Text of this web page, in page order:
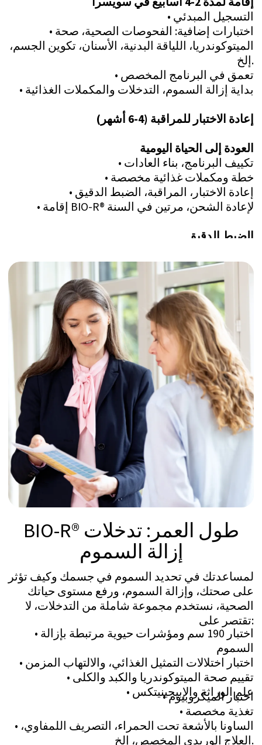
التميز السويسري المتكامل
العملاء من ساعات العلاج الفردي اليومية
التي تتجاوز بكثير معايير الصناعة، مما
يضمن تقدمًا سريعًا في بيئة خاضعة للرقابة
وخصوصية.
بنيت على أسس التميز الطبي السويسري،
تجمع عيادة كوخناخت براكتس فريقًا متعدد
التخصصات من الأطباء النفسيين
والمتخصصين. يدمج النهج بين التقنيات
الطبية المتقدمة والخبرة العلاجية النفسية
برامج مميزة تكميلية في عيادة
كوخناخت براكتس
تقييم صحي شامل
المزيد من المعلومات
طول العمر BIO-R®: مخطط
الوظيفة الإدراكية
المزيد من المعلومات